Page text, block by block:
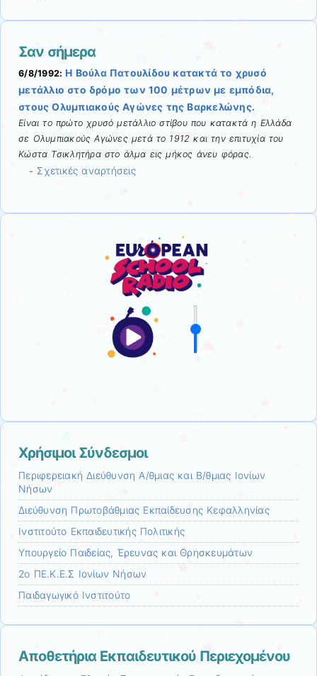
Σαν σήμερα
6/8/1992: Η Βούλα Πατουλίδου κατακτά το χρυσό
μετάλλιο στο δρόμο των 100 μέτρων με εμπόδια,
στους Ολυμπιακούς Αγώνες της Βαρκελώνης.
Είναι το πρώτο χρυσό μετάλλιο στίβου που κατακτά η Ελλάδα
σε Ολυμπιακούς Αγώνες μετά το 1912 και την επιτυχία του
Κώστα Τσικλητήρα στο άλμα εις μήκος άνευ φόρας.
-Σχετικές αναρτήσεις
Χρήσιμοι Σύνδεσμοι
Περιφερειακή Διεύθυνση Α/θμιας και Β/θμιας Ιονίων
Νήσων
Διεύθυνση Πρωτοβάθμιας Εκπαίδευσης Κεφαλληνίας
Ινστιτούτο Εκπαιδευτικής Πολιτικής
Υπουργείο Παιδείας, Έρευνας και Θρησκευμάτων
2ο ΠΕ.Κ.Ε.Σ Ιονίων Νήσων
Παιδαγωγικό Ινστιτούτο
Αποθετήρια Εκπαιδευτικού Περιεχομένου